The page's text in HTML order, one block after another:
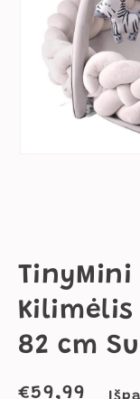
TinyMini
Kilimėlis
82 cm
Įprasta
€59,99